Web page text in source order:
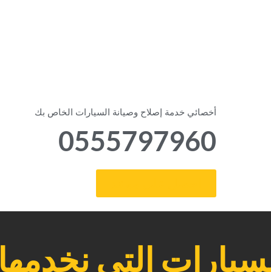
‏أخصائي خدمة إصلاح وصيانة السيارات الخاص بك‏
0555797960
التي نخدمها